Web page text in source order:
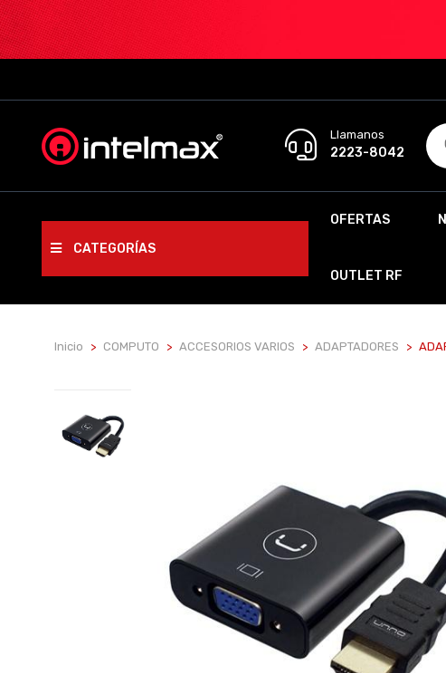
Llamanos
2223-8042
CATEGORÍAS
OFERTAS
OUTLET RF
Inicio COMPUTO ACCESORIOS VARIOS ADAPTADORES